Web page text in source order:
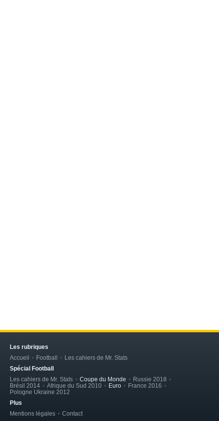
Les rubriques
Accueil
Football
Les cahiers de Mr. Stats
Spécial Football
Les cahiers de Mr. Stats
Coupe du Monde
Russie 2018
Brésil 2014
Afrique du Sud 2010 Euro
France 2016
Pologne Ukraine 2012
Plus
Mentions légales
Contact